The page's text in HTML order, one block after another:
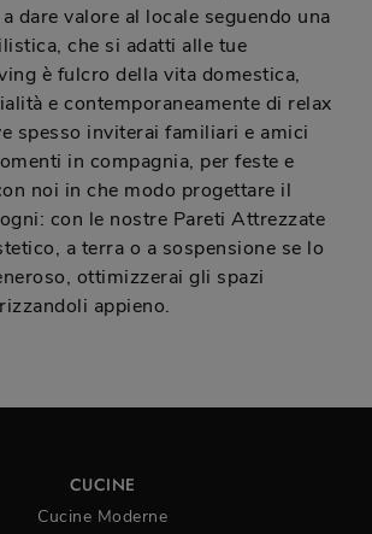
dare valore al locale seguendo una
che si adatti alle tue
è fulcro della vita domestica,
e contemporaneamente di relax
spesso inviterai familiari e amici
in compagnia, per feste e
noi in che modo progettare il
con le nostre Pareti Attrezzate
a terra o a sospensione se lo
ottimizzerai gli spazi
appieno.
CUCINE
Cucine Moderne